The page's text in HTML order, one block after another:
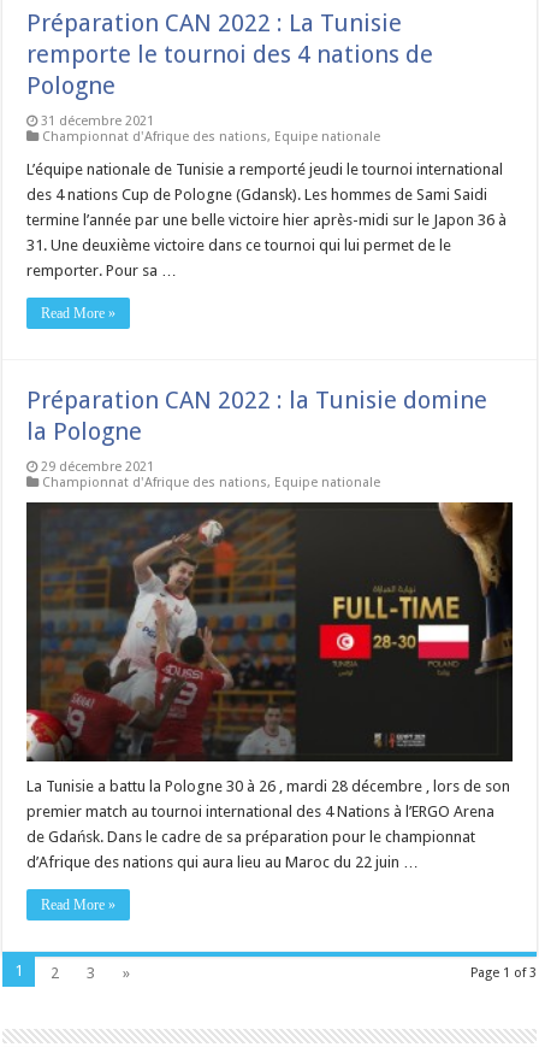
Préparation CAN 2022 : La Tunisie
remporte le tournoi des 4 nations de
Pologne
31 décembre 2021
Championnat d'Afrique des nations, Equipe nationale
L’équipe nationale de Tunisie a remporté jeudi le tournoi international
des 4 nations Cup de Pologne (Gdansk). Les hommes de Sami Saidi
termine l’année par une belle victoire hier après-midi sur le Japon 36 à
31. Une deuxième victoire dans ce tournoi qui lui permet de le
remporter. Pour sa …
Read More »
Préparation CAN 2022 : la Tunisie domine
la Pologne
29 décembre 2021
Championnat d'Afrique des nations, Equipe nationale
La Tunisie a battu la Pologne 30 à 26 , mardi 28 décembre , lors de son
premier match au tournoi international des 4 Nations à l’ERGO Arena
de Gdańsk. Dans le cadre de sa préparation pour le championnat
d’Afrique des nations qui aura lieu au Maroc du 22 juin …
Read More »
Page 1 of 3
1 2 3 »